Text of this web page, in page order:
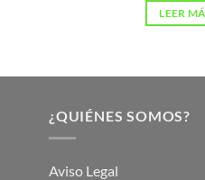
LEER
¿QUIÉNES SOMOS?
Aviso Legal